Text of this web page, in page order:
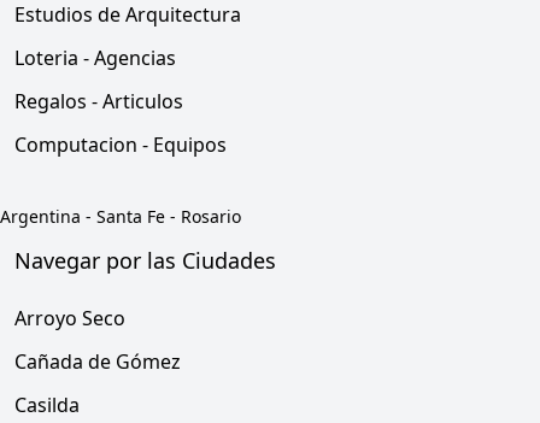
Estudios de Arquitectura
Loteria - Agencias
Regalos - Articulos
Computacion - Equipos
Argentina - Santa Fe - Rosario
Navegar por las Ciudades
Arroyo Seco
Cañada de Gómez
Casilda